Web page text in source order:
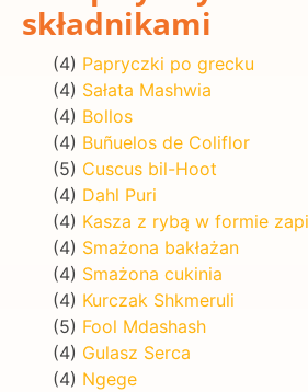
składnikami
(4) Papryczki po grecku
(4) Sałata Mashwia
(4) Bollos
(4) Buñuelos de Coliflor
(5) Cuscus bil-Hoot
(4) Dahl Puri
(4) Kasza z rybą w formie
(4) Smażona bakłażan
(4) Smażona cukinia
(4) Kurczak Shkmeruli
(5) Fool Mdashash
(4) Gulasz Serca
(4) Ngege